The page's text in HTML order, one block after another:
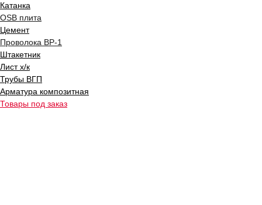
Катанка
OSB плита
Цемент
Проволока ВР-1
Штакетник
Лист х/к
Трубы ВГП
Арматура композитная
Товары под заказ